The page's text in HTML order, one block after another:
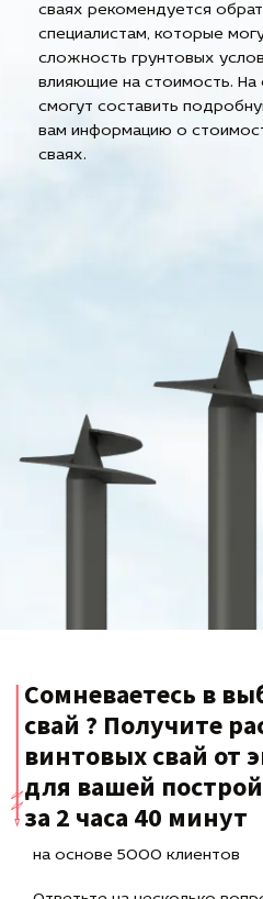
сваях рекомендуется
специалистам, которые
сложность грунтовых
влияющие на стоимость. На
смогут составить
вам информацию о
сваях.
Сомневаетесь в
свай ? Получите
винтовых свай от
для вашей
за 2 часа 40 минут
на основе 5000 клиентов